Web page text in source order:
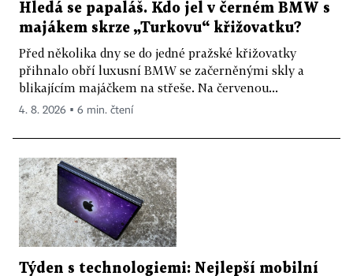
Hledá se papaláš. Kdo jel v černém BMW s
majákem skrze „Turkovu“ křižovatku?
Před několika dny se do jedné pražské křižovatky
přihnalo obří luxusní BMW se začerněnými skly a
blikajícím majáčkem na střeše. Na červenou...
4. 8. 2026 ▪ 6 min. čtení
Týden s technologiemi: Nejlepší mobilní